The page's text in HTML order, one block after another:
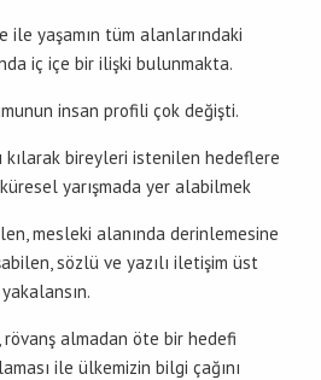
ile yaşamın tüm alanlarındaki
iç içe bir ilişki bulunmakta.
insan profili çok değişti.
kılarak bireyleri istenilen hedeflere
yarışmada yer alabilmek
mesleki alanında derinlemesine
sözlü ve yazılı iletişim üst
almadan öte bir hedefi
ile ülkemizin bilgi çağını